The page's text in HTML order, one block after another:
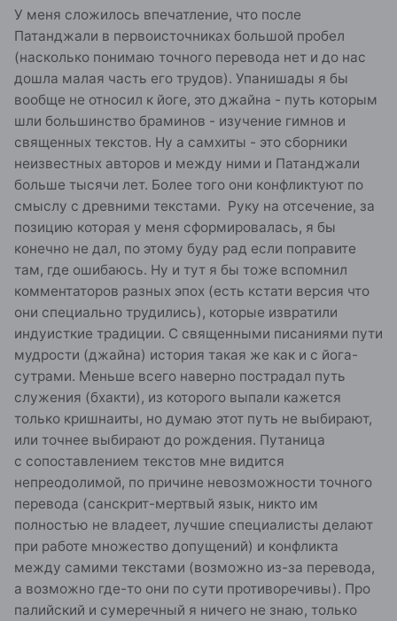
У меня сложилось впечатление, что после
Патанджали в первоисточниках большой пробел
(насколько понимаю точного перевода нет и до нас
дошла малая часть его трудов). Упанишады я бы
вообще не относил к йоге, это джайна - путь которым
шли большинство браминов - изучение гимнов и
священных текстов. Ну а самхиты - это сборники
неизвестных авторов и между ними и Патанджали
больше тысячи лет. Более того они конфликтуют по
смыслу с древними текстами. Руку на отсечение, за
позицию которая у меня сформировалась, я бы
конечно не дал, по этому буду рад если поправите
там, где ошибаюсь. Ну и тут я бы тоже вспомнил
комментаторов разных эпох (есть кстати версия что
они специально трудились), которые извратили
индуисткие традиции. С священными писаниями пути
мудрости (джайна) история такая же как и с йога-
сутрами. Меньше всего наверно пострадал путь
служения (бхакти), из которого выпали кажется
только кришнаиты, но думаю этот путь не выбирают,
или точнее выбирают до рождения. Путаница
с сопоставлением текстов мне видится
непреодолимой, по причине невозможности точного
перевода (санскрит-мертвый язык, никто им
полностью не владеет, лучшие специалисты делают
при работе множество допущений) и конфликта
между самими текстами (возможно из-за перевода,
а возможно где-то они по сути противоречивы). Про
палийский и сумеречный я ничего не знаю, только